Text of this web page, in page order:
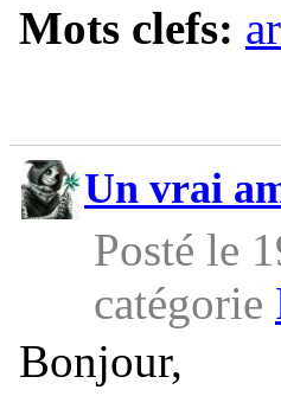
Mots clefs:
Un vrai
Posté le
catégorie
Bonjour,